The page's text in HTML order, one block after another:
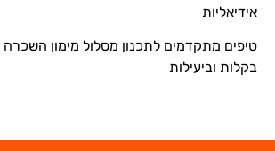
אידיאליות
טיפים מתקדמים לתכנון מסלול מימון השכרה
בקלות וביעילות